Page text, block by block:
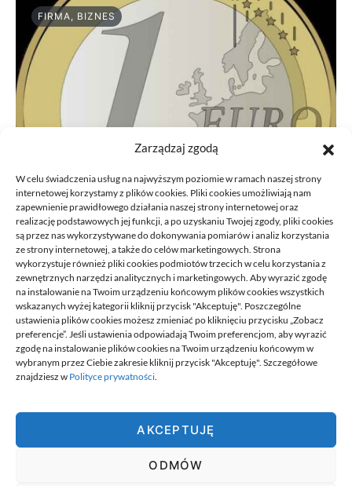
Zarządzaj zgodą
W celu świadczenia usług na najwyższym poziomie w ramach naszej strony
internetowej korzystamy z plików cookies. Pliki cookies umożliwiają nam
zapewnienie prawidłowego działania naszej strony internetowej oraz
realizację podstawowych jej funkcji, a po uzyskaniu Twojej zgody, pliki cookies
są przez nas wykorzystywane do dokonywania pomiarów i analiz korzystania
ze strony internetowej, a także do celów marketingowych. Strona
wykorzystuje również pliki cookies podmiotów trzecich w celu korzystania z
zewnętrznych narzędzi analitycznych i marketingowych. Aby wyrazić zgodę
na instalowanie na Twoim urządzeniu końcowym plików cookies wszystkich
wskazanych wyżej kategorii kliknij przycisk "Akceptuję". Poszczególne
ustawienia plików cookies możesz zmieniać po kliknięciu przycisku „Zobacz
preferencje”. Jeśli ustawienia odpowiadają Twoim preferencjom, aby wyrazić
zgodę na instalowanie plików cookies na Twoim urządzeniu końcowym w
wybranym przez Ciebie zakresie kliknij przycisk "Akceptuję". Szczegółowe
znajdziesz w Polityce prywatności.
AKCEPTUJĘ
ODMÓW
FIRMA, BIZNES
Przeniesienie księgowości JDG do
nowego biura: kroki
21/06/2026
Best.
Best. to miejsce w którym znajdziesz informacje najlepiej dobrane
do ciebie. To miejsce na wyselekcjonowane, wartościowe